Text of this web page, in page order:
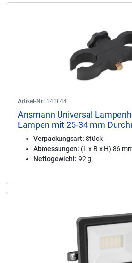
Artikel-Nr.: 141844
Ansmann Universal
Lampen mit 25-34 mm
Verpackungsart: Stück
Abmessungen: (L x B x H) 86
Nettogewicht: 92 g